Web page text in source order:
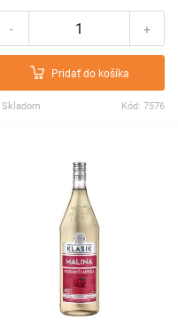
- +
Pridať do košíka
Skladom Kód: 7576